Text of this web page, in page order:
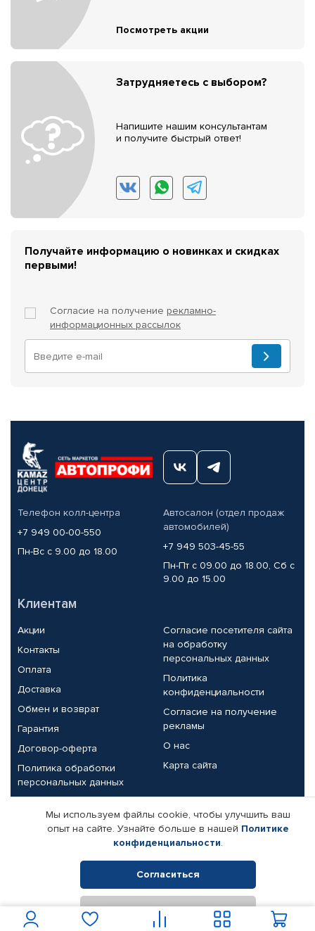
Посмотреть акции
Затрудняетесь с выбором?
Напишите нашим консультантам
и получите быстрый ответ!
Получайте информацию о новинках и скидках
первыми!
Согласие на получение рекламно-
информационных рассылок
Телефон колл-центра
+7 949 00-00-550
Пн-Вс с 9.00 до 18.00
Автосалон (отдел продаж
автомобилей)
+7 949 503-45-55
Пн-Пт с 09.00 до 18.00, Сб с
9.00 до 15.00
Клиентам
Акции
Контакты
Оплата
Доставка
Обмен и возврат
Гарантия
Договор-оферта
Политика обработки
персональных данных
Согласие посетителя сайта
на обработку
персональных данных
Политика
конфиденциальности
Согласие на получение
рекламы
О нас
Карта сайта
Партнерам
Корпоративным клиентам
Поставщикам
Реквизиты компании
© КАМАЗ ЦЕНТР ДОНЕЦК, 2015-2026. Все права защищены.
Интернет-магазин автомобильных товаров Автопрофи.
Мы используем файлы cookie, чтобы улучшить ваш
опыт на сайте. Узнайте больше в нашей Политике
конфиденциальности.
Согласиться
Отклонить